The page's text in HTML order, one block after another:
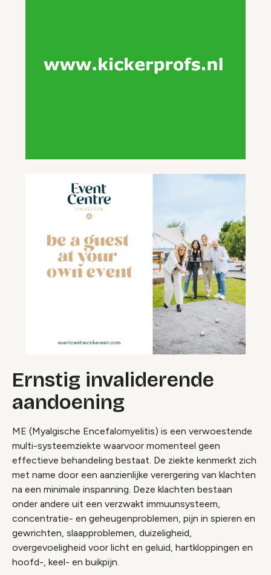
Ernstig invaliderende
aandoening
ME (Myalgische Encefalomyelitis) is een verwoestende
multi-systeemziekte waarvoor momenteel geen
effectieve behandeling bestaat. De ziekte kenmerkt zich
met name door een aanzienlijke verergering van klachten
na een minimale inspanning. Deze klachten bestaan
onder andere uit een verzwakt immuunsysteem,
concentratie- en geheugenproblemen, pijn in spieren en
gewrichten, slaapproblemen, duizeligheid,
overgevoeligheid voor licht en geluid, hartkloppingen en
hoofd-, keel- en buikpijn.